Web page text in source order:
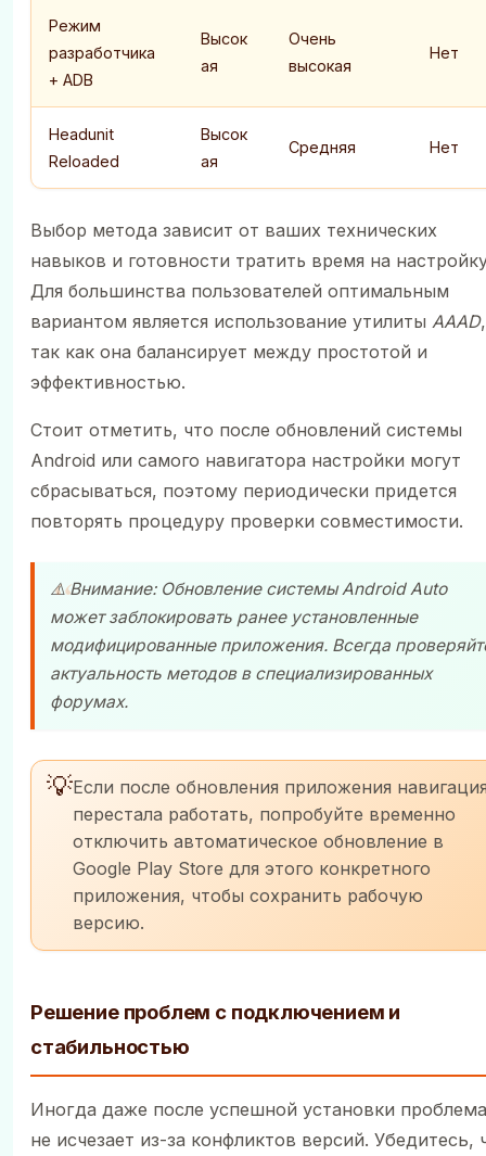
Режим
разработчика
+ ADB
Высок
ая
Очень
высокая
Нет
Headunit
Reloaded
Высок
ая
Средняя Нет
Выбор метода зависит от ваших технических
навыков и готовности тратить время на
Для большинства пользователей оптимальным
вариантом является использование утилиты AAAD,
так как она балансирует между простотой и
эффективностью.
Стоит отметить, что после обновлений системы
Android или самого навигатора настройки могут
сбрасываться, поэтому периодически придется
повторять процедуру проверки совместимости.
⚠️ Внимание: Обновление системы Android Auto
может заблокировать ранее установленные
модифицированные приложения. Всегда
актуальность методов в специализированных
форумах.
💡Если после обновления приложения
перестала работать, попробуйте временно
отключить автоматическое обновление в
Google Play Store для этого конкретного
приложения, чтобы сохранить рабочую
версию.
Решение проблем с подключением и
стабильностью
Иногда даже после успешной установки проблема
не исчезает из-за конфликтов версий. Убедитесь,